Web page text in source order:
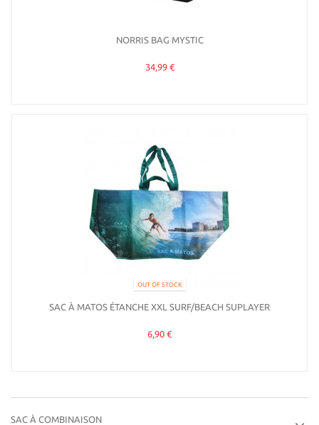
NORRIS BAG MYSTIC
34,99 €
OUT OF STOCK
SAC À MATOS ÉTANCHE XXL SURF/BEACH SUPLAYER
6,90 €
SAC À COMBINAISON